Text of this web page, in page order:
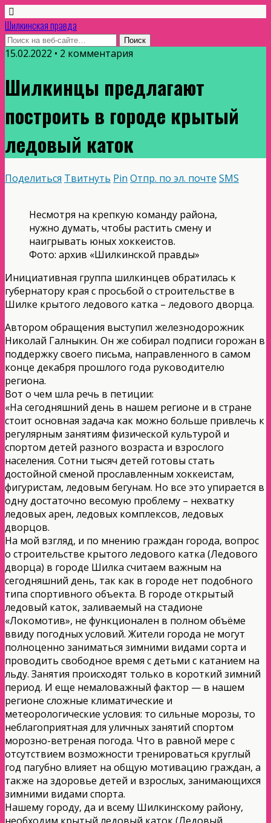
Шилкинская правда
15.02.2022 • 2 комментария
Шилкинцы предлагают
построить в городе крытый
ледовый каток
Поделиться Твитнуть Pin Отпр. по эл. почте SMS
Несмотря на крепкую команду района,
нужно думать, чтобы растить смену и
наигрывать юных хоккеистов.
Фото: архив «Шилкинской правды»
Инициативная группа шилкинцев обратилась к
губернатору края с просьбой о строительстве в
Шилке крытого ледового катка – ледового дворца.
Автором обращения выступил железнодорожник
Николай Галныкин. Он же собирал подписи горожан в
поддержку своего письма, направленного в самом
конце декабря прошлого года руководителю
региона.
Вот о чем шла речь в петиции:
«На сегодняшний день в нашем регионе и в стране
стоит основная задача как можно больше привлечь к
регулярным занятиям физической культурой и
спортом детей разного возраста и взрослого
населения. Сотни тысяч детей готовы стать
достойной сменой прославленным хоккеистам,
фигуристам, ледовым бегунам. Но все это упирается в
одну достаточно весомую проблему – нехватку
ледовых арен, ледовых комплексов, ледовых
дворцов.
На мой взгляд, и по мнению граждан города, вопрос
о строительстве крытого ледового катка (Ледового
дворца) в городе Шилка считаем важным на
сегодняшний день, так как в городе нет подобного
типа спортивного объекта. В городе открытый
ледовый каток, заливаемый на стадионе
«Локомотив», не функционален в полном объёме
ввиду погодных условий. Жители города не могут
полноценно заниматься зимними видами сорта и
проводить свободное время с детьми с катанием на
льду. Занятия происходят только в короткий зимний
период. И еще немаловажный фактор — в нашем
регионе сложные климатические и
метеорологические условия: то сильные морозы, то
неблагоприятная для уличных занятий спортом
морозно-ветреная погода. Что в равной мере с
отсутствием возможности тренироваться круглый
год пагубно влияет на общую мотивацию граждан, а
также на здоровье детей и взрослых, занимающихся
зимними видами спорта.
Нашему городу, да и всему Шилкинскому району,